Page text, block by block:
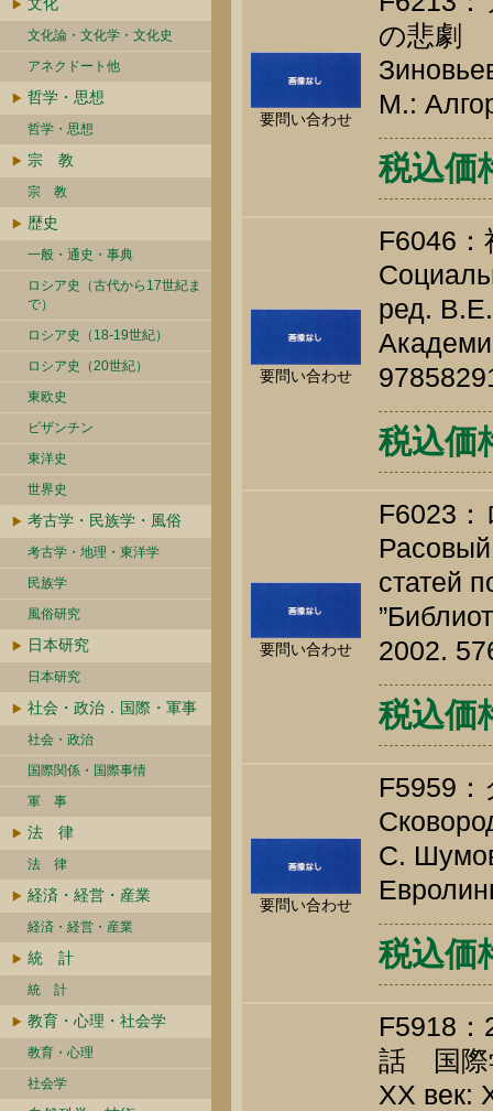
文化論・文化学・文化史
アネクドート他
哲学・思想
哲学・思想
宗 教
宗 教
歴史
一般・通史・事典
ロシア史（古代から17世紀ま
で）
ロシア史（18-19世紀）
ロシア史（20世紀）
東欧史
ビザンチン
東洋史
世界史
考古学・民族学・風俗
考古学・地理・東洋学
民族学
風俗研究
日本研究
日本研究
社会・政治．国際・軍事
社会・政治
国際関係・国際事情
軍 事
法 律
法 律
経済・経営・産業
経済・経営・産業
統 計
統 計
教育・心理・社会学
教育・心理
社会学
要問い合わせ
の悲劇
М.:
税込価
要問い合わせ
F6046
ред.
税込価
要問い合わせ
F6023
статей
2002.
税込価
要問い合わせ
F5959
С.
税込価
F5918
話 国際
XX век: